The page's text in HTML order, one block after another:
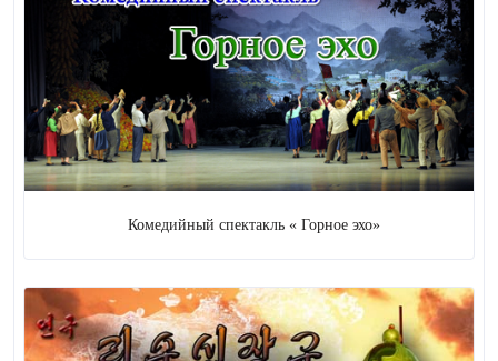
Цирк 23 ( +2
Цирк 20 (+ 2 )
Фокус 3
Кукольная драма
Комедийный спектакль « Горное эхо»